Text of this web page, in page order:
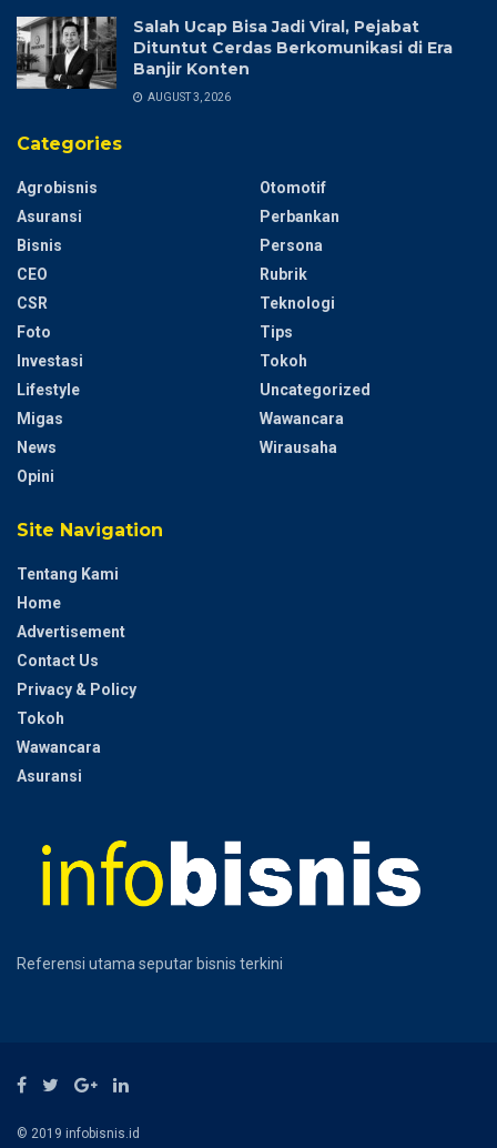
Salah Ucap Bisa Jadi Viral, Pejabat
Dituntut Cerdas Berkomunikasi di Era
Banjir Konten
AUGUST 3, 2026
Categories
Agrobisnis
Asuransi
Bisnis
CEO
CSR
Foto
Investasi
Lifestyle
Migas
News
Opini
Otomotif
Perbankan
Persona
Rubrik
Teknologi
Tips
Tokoh
Uncategorized
Wawancara
Wirausaha
Site Navigation
Tentang Kami
Home
Advertisement
Contact Us
Privacy & Policy
Tokoh
Wawancara
Asuransi
Referensi utama seputar bisnis terkini
© 2019 infobisnis.id